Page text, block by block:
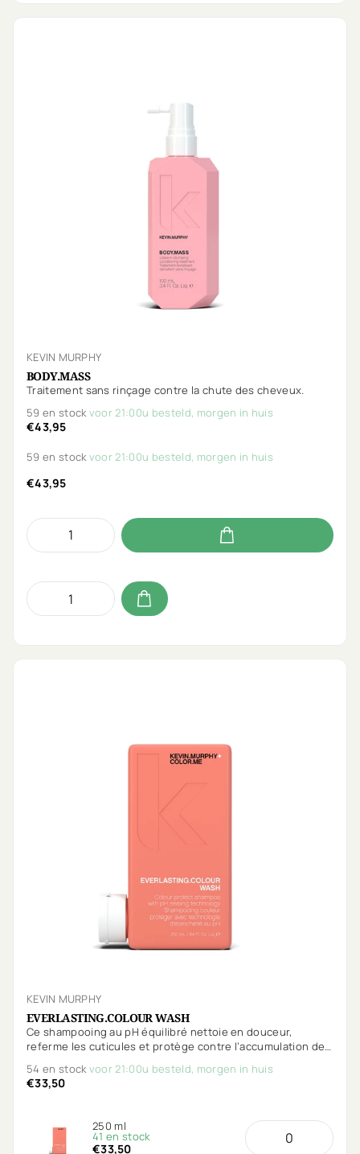
KEVIN MURPHY
BODY.MASS
Traitement sans rinçage contre la chute des cheveux.
59 en stockvoor 21:00u besteld, morgen in huis
€43,95
59 en stockvoor 21:00u besteld, morgen in huis
€43,95
KEVIN MURPHY
EVERLASTING.COLOUR WASH
Ce shampooing au pH équilibré nettoie en douceur,
referme les cuticules et protège contre l’accumulation de
votre couleur plus longtemps.
54 en stockvoor 21:00u besteld, morgen in huis
€33,50
250 ml
41 en stock
€33,50